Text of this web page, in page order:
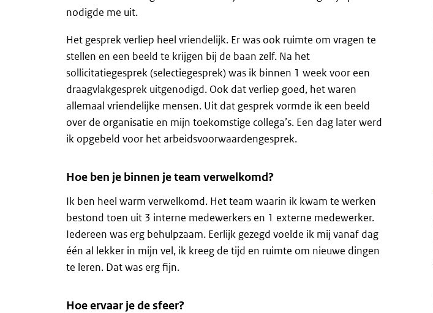
nodigde me uit.
Het gesprek verliep heel vriendelijk. Er was ook ruimte om vragen te
stellen en een beeld te krijgen bij de baan zelf. Na het
sollicitatiegesprek (selectiegesprek) was ik binnen 1 week voor een
draagvlakgesprek uitgenodigd. Ook dat verliep goed, het waren
allemaal vriendelijke mensen. Uit dat gesprek vormde ik een beeld
over de organisatie en mijn toekomstige collega’s. Een dag later werd
ik opgebeld voor het arbeidsvoorwaardengesprek.
Hoe ben je binnen je team verwelkomd?
Ik ben heel warm verwelkomd. Het team waarin ik kwam te werken
bestond toen uit 3 interne medewerkers en 1 externe medewerker.
Iedereen was erg behulpzaam. Eerlijk gezegd voelde ik mij vanaf dag
één al lekker in mijn vel, ik kreeg de tijd en ruimte om nieuwe dingen
te leren. Dat was erg fijn.
Hoe ervaar je de sfeer?